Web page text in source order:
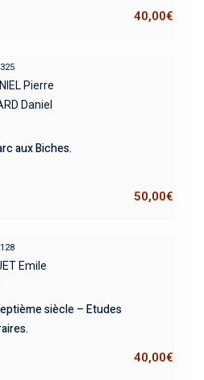
40,00€
Pierre
Daniel
aux Biches.
50,00€
Emile
siècle – Etudes
40,00€